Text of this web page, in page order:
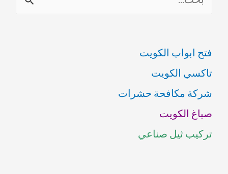
ل
ح
ث
ع
ن
:
فتح ابواب الكويت
تاكسي الكويت
شركة مكافحة حشرات
صباغ الكويت
تركيب ثيل صناعي